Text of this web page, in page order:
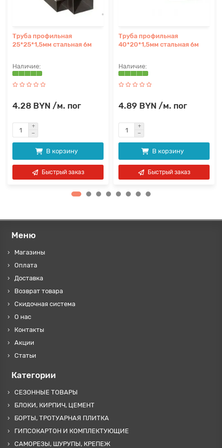
Труба профильная
25*25*1,5мм стальная 6м
4.28 BYN /м. пог
В корзину
Быстрый заказ
Труба профильная
40*20*1,5мм стальная 6м
4.89 BYN /м. пог
В корзину
Быстрый заказ
Меню
Магазины
Оплата
Доставка
Возврат товара
Скидочная система
О нас
Контакты
Акции
Статьи
Категории
СЕЗОННЫЕ ТОВАРЫ
БЛОКИ, КИРПИЧ, ЦЕМЕНТ
БОРТЫ, ТРОТУАРНАЯ ПЛИТКА
ГИПСОКАРТОН И КОМПЛЕКТУЮЩИЕ
САМОРЕЗЫ, ШУРУПЫ, КРЕПЕЖ